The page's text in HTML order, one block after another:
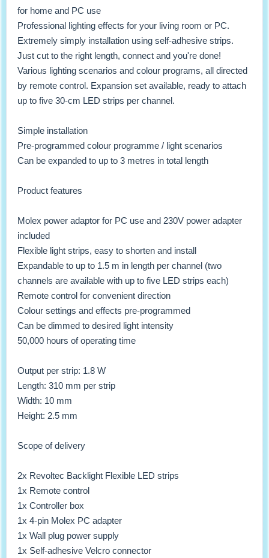
for home and PC use
Professional lighting effects for your living room or PC.
Extremely simply installation using self-adhesive strips.
Just cut to the right length, connect and you're done!
Various lighting scenarios and colour programs, all directed
by remote control. Expansion set available, ready to attach
up to five 30-cm LED strips per channel.
Simple installation
Pre-programmed colour programme / light scenarios
Can be expanded to up to 3 metres in total length
Product features
Molex power adaptor for PC use and 230V power adapter
included
Flexible light strips, easy to shorten and install
Expandable to up to 1.5 m in length per channel (two
channels are available with up to five LED strips each)
Remote control for convenient direction
Colour settings and effects pre-programmed
Can be dimmed to desired light intensity
50,000 hours of operating time
Output per strip: 1.8 W
Length: 310 mm per strip
Width: 10 mm
Height: 2.5 mm
Scope of delivery
2x Revoltec Backlight Flexible LED strips
1x Remote control
1x Controller box
1x 4-pin Molex PC adapter
1x Wall plug power supply
1x Self-adhesive Velcro connector